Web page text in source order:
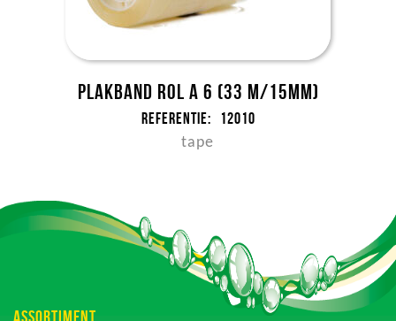
Plakband rol a 6 (33 m/15mm)
Referentie: 12010
tape
ASSORTIMENT